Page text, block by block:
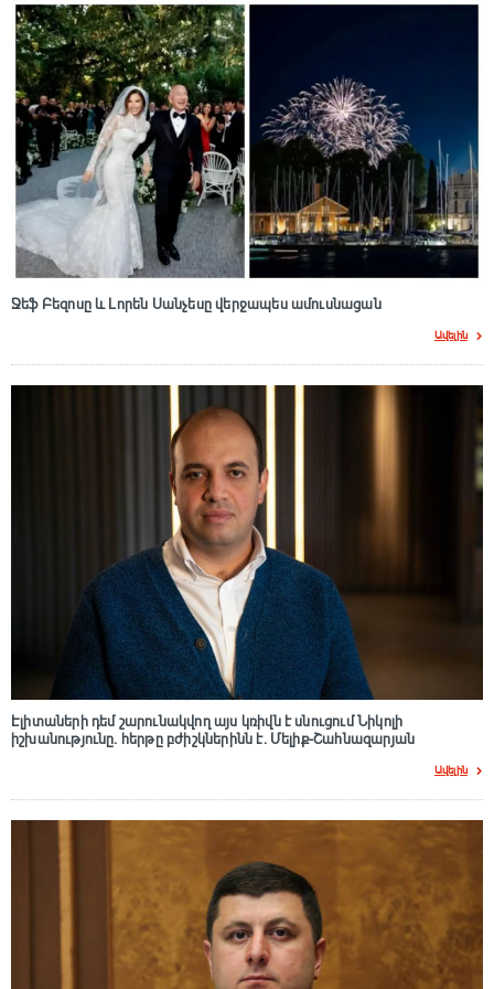
Ջեֆ Բեզոսը և Լորեն Սանչեսը վերջապես ամուսնացան
Ավելին
Էլիտաների դեմ շարունակվող այս կռիվն է սնուցում Նիկոլի
իշխանությունը. հերթը բժիշկներինն է. Մելիք-Շահնազարյան
Ավելին